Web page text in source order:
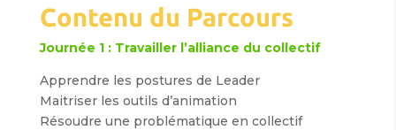
Contenu du Parcours
Journée 1 : Travailler l’alliance du collectif
Apprendre les postures de Leader
Maitriser les outils d’animation
Résoudre une problématique en collectif